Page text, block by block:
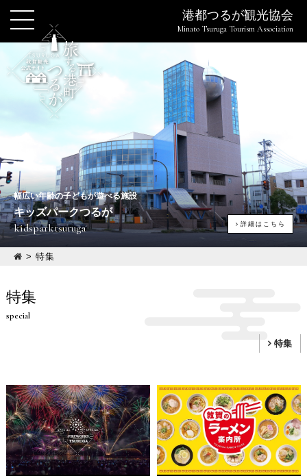
港都つるが観光協会
Minato Tsuruga Tourism Association
幅広い年齢の子どもが遊べる施設
キッズパークつるが
kidsparktsuruga 詳細はこちら
> 特集
特集
special
特集